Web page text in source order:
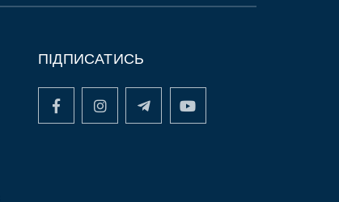
ПІДПИСАТИСЬ